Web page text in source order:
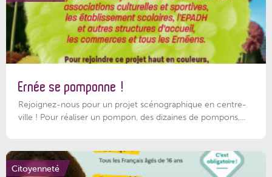
Ernée se pomponne !
Rejoignez-nous pour un projet scénographique en centre-
ville ! Pour réaliser un pompon, des dizaines de pompons,...
Citoyenneté